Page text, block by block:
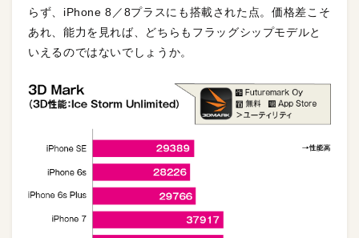
らず、iPhone 8／8プラスにも搭載された点。価格差こそ
あれ、能力を見れば、どちらもフラッグシップモデルと
いえるのではないでしょうか。